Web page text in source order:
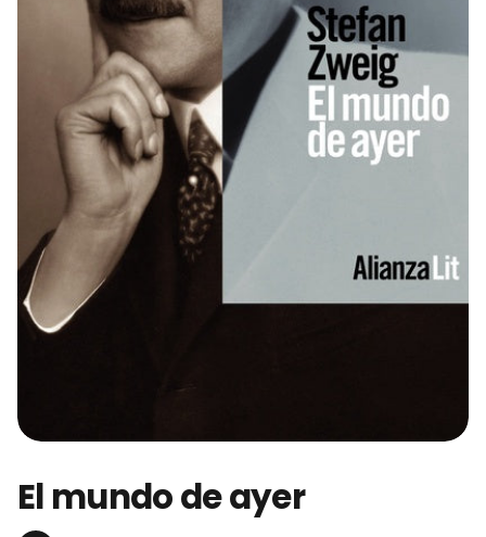
El mundo de ayer